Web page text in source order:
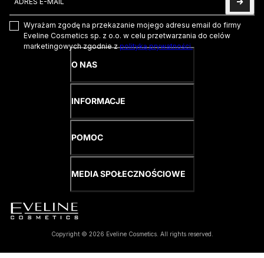
Wyrażam zgodę na przekazanie mojego adresu email do firmy
Eveline Cosmetics sp. z o.o. w celu przetwarzania do celów
marketingowych zgodnie zpolityką prywatności.
O NAS
INFORMACJE
POMOC
MEDIA SPOŁECZNOŚCIOWE
Copyright © 2026 Eveline Cosmetics. All rights reserved.